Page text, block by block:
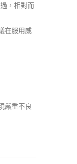
，相對而
在服用威
嚴重不良